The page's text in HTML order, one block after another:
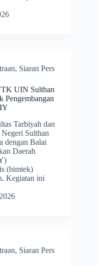
, Siaran Pers
UIN Sulthan
Pengembangan
Tarbiyah dan
Sulthan
dengan Balai
Daerah
(bimtek)
Kegiatan ini
, Siaran Pers